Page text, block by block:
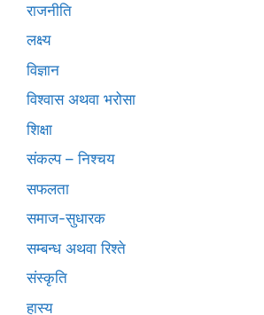
राजनीति
लक्ष्य
विज्ञान
विश्वास अथवा भरोसा
शिक्षा
संकल्प – निश्चय
सफलता
समाज-सुधारक
सम्बन्ध अथवा रिश्ते
संस्कृति
हास्य